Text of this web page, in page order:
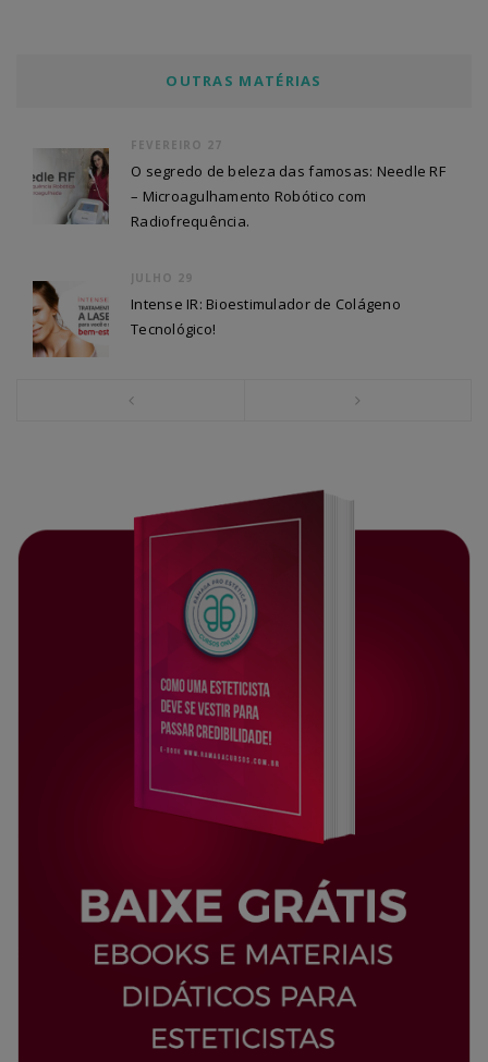
OUTRAS MATÉRIAS
FEVEREIRO 27
O segredo de beleza das famosas: Needle RF
– Microagulhamento Robótico com
Radiofrequência.
JULHO 29
Intense IR: Bioestimulador de Colágeno
Tecnológico!